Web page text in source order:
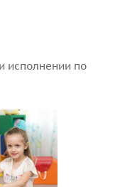
исполнении по